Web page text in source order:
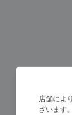
店舗によ
ざいます